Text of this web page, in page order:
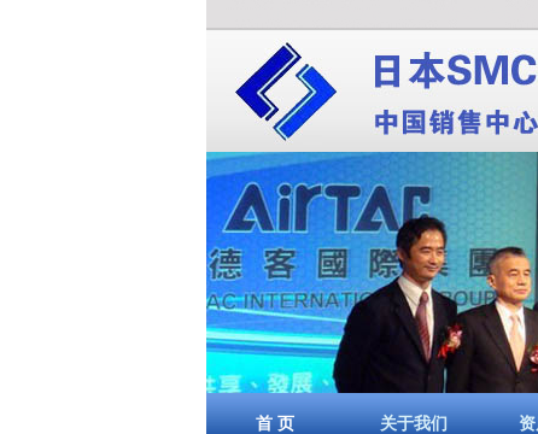
首 页 关于我们